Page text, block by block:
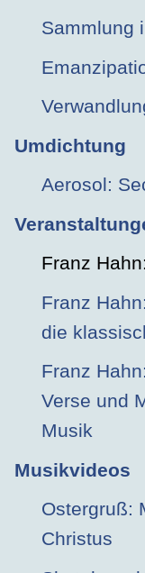
Sammlung
Umdichtung
Aerosol:
Franz
Franz
die
Franz
Verse und
Musik
Musikvideos
Ostergruß:
Christus